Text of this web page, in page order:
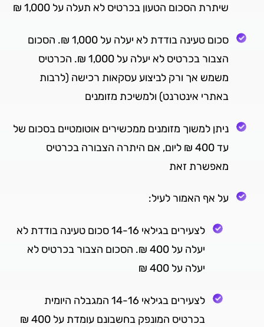
שיתרת הסכום הטעון בכרטיס לא תעלה על 1,000 ₪
סכום טעינה בודדת לא יעלה על 1,000 ₪. הסכום
הצבור בכרטיס לא יעלה על 1,000 ₪. הכרטיס
משמש אך ורק לביצוע עסקאות רכישה (לרבות
באתרי אינטרנט) ולמשיכת מזומנים
ניתן למשוך מזומנים ממכשירים אוטומטיים בסכום של
עד 400 ₪ ליום, אם היתרה הצבורה בכרטיס
מאפשרת זאת
על אף האמור לעיל:
לצעירים בגילאי 14-16 סכום טעינה בודדת לא
יעלה על 400 ₪. הסכום הצבור בכרטיס לא
יעלה על 400 ₪
לצעירים בגילאי 14-16 המגבלה היומית
בכרטיס המונפק בחשבונם עומדת על 400 ₪